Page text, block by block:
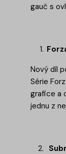
gauč s
Nový díl
Série
grafice a
jednu z